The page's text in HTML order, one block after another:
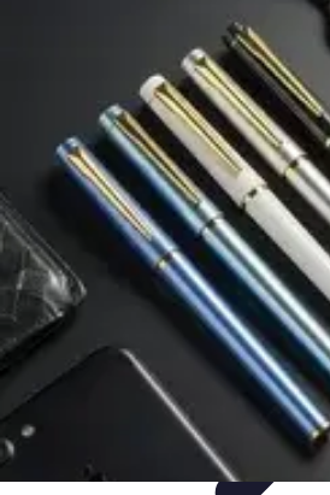
TrendyPoradniki
Mega Promocje